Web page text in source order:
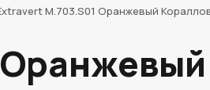
M.703.S01 Оранжевый